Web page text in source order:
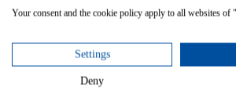
Learn about the License requirements
Use Review Lite and specific scripts to
Your consent and the cookie policy apply to all websites
Settings
Deny